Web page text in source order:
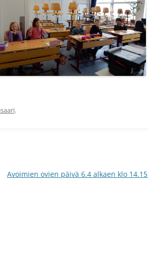
.
Avoimien ovien päivä 6.4 alkaen klo 14.15